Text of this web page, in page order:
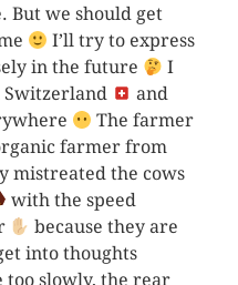
But we should get
I’ll try to express
in the future
I
Switzerland
and
The farmer
farmer from
mistreated the cows
with the speed
because they are
into thoughts
slowly, the rear